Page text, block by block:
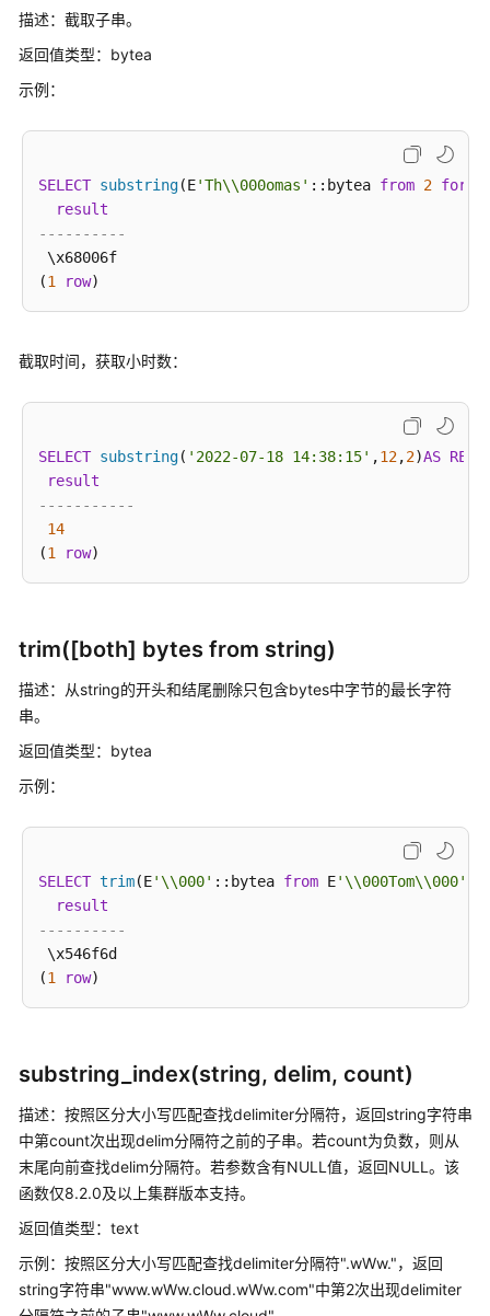
(9.1.0.x)
SQL
参
(9.1.1.x)
DWS
SQL
概
述
DWS
语
格
式
说
差
键
常
量
函
和
操
作
符
字
符
串
处
描述：截取子串。
返回值类型：bytea
示例：
SELECT substring(E'Th\\000omas' ::bytea from 2 for
result
----------
\x68006f
(1 row
截取时间，获取小时数：
SELECT substring( '2022-07-18 14:38:15' ,12,2)AS
result
-----------
14
(1 row
trim([both] bytes from string)
描述：从string的开头和结尾删除只包含bytes中字节的最长字符
串。
返回值类型：bytea
示例：
SELECT trim(E'\\000' ::bytea from E'\\000Tom\\000'
result
----------
\x546f6d
(1 row
substring_index(string, delim, count)
描述：按照区分大小写匹配查找delimiter分隔符，返回string字符串
中第count次出现delim分隔符之前的子串。若count为负数，则从
末尾向前查找delim分隔符。若参数含有NULL值，返回NULL。该
函数仅8.2.0及以上集群版本支持。
返回值类型：text
示例：按照区分大小写匹配查找delimiter分隔符".wWw."，返回
string字符串"www.wWw.cloud.wWw.com"中第2次出现delimiter